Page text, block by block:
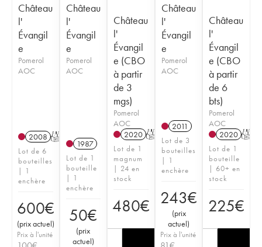
Château
l'
Évangil
e
Pomerol
AOC
2008 T
Lot de 6
bouteilles
| 1
enchère
600€
(prix actuel)
Prix à l'unité
Château
l'
Évangil
e
Pomerol
AOC
1987
Lot de 1
bouteille
| 1
enchère
50€
(prix
actuel)
Château
l'
Évangil
e (CBO
à partir
de 3
mgs)
Pomerol
AOC
2020 T
Lot de 1
magnum
| 24 en
stock
480€
Château
l'
Évangil
e
Pomerol
AOC
2011
Lot de 3
bouteilles
| 1
enchère
243€
(prix
actuel)
Prix à l'unité
Château
l'
Évangil
e (CBO
à partir
de 6
bts)
Pomerol
AOC
2020 T
Lot de 1
bouteille
| 60+ en
stock
225€